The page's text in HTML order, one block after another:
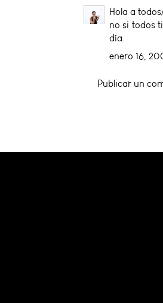
Hola a
no si todos
día.
enero 16,
Publicar un